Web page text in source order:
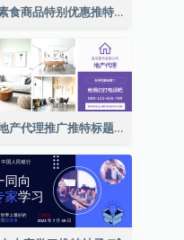
素食商品特别优惠推特帖子
地产代理推广推特标题